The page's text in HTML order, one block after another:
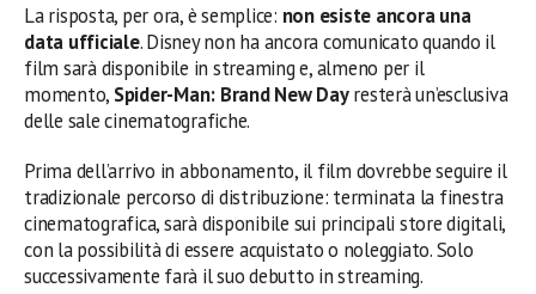
La risposta, per ora, è semplice: non esiste ancora una
data ufficiale. Disney non ha ancora comunicato quando il
film sarà disponibile in streaming e, almeno per il
momento, Spider-Man: Brand New Dayresterà un’esclusiva
delle sale cinematografiche.
Prima dell’arrivo in abbonamento, il film dovrebbe seguire il
tradizionale percorso di distribuzione: terminata la finestra
cinematografica, sarà disponibile sui principali store digitali,
con la possibilità di essere acquistato o noleggiato. Solo
successivamente farà il suo debutto in streaming.